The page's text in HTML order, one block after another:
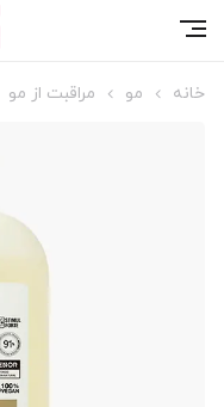
خانه مو مراقبت از مو